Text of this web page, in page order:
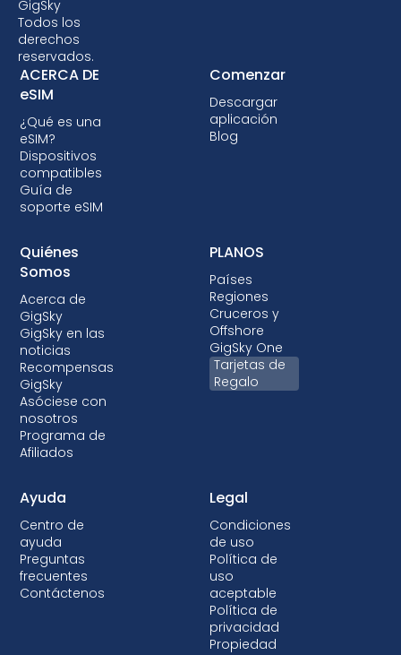
GigSky
Todos los
derechos
reservados.
ACERCA DE
eSIM
¿Qué es una
eSIM?
Dispositivos
compatibles
Guía de
soporte eSIM
Comenzar
Descargar
aplicación
Blog
Quiénes
Somos
Acerca de
GigSky
GigSky en las
noticias
Recompensas
GigSky
Asóciese con
nosotros
Programa de
Afiliados
PLANOS
Países
Regiones
Cruceros y
Offshore
GigSky One
Tarjetas de
Regalo
Ayuda
Centro de
ayuda
Preguntas
frecuentes
Contáctenos
Legal
Condiciones
de uso
Política de
uso
aceptable
Política de
privacidad
Propiedad